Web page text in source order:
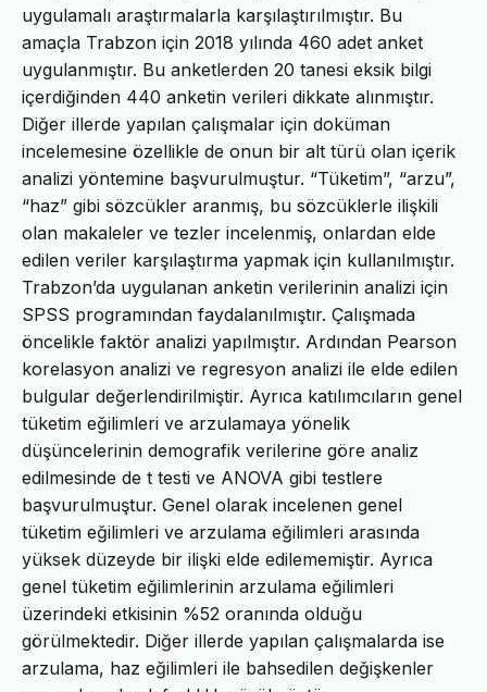
uygulamalı araştırmalarla karşılaştırılmıştır. Bu
amaçla Trabzon için 2018 yılında 460 adet anket
uygulanmıştır. Bu anketlerden 20 tanesi eksik bilgi
içerdiğinden 440 anketin verileri dikkate alınmıştır.
Diğer illerde yapılan çalışmalar için doküman
incelemesine özellikle de onun bir alt türü olan içerik
analizi yöntemine başvurulmuştur. “Tüketim”, “arzu”,
“haz” gibi sözcükler aranmış, bu sözcüklerle ilişkili
olan makaleler ve tezler incelenmiş, onlardan elde
edilen veriler karşılaştırma yapmak için kullanılmıştır.
Trabzon’da uygulanan anketin verilerinin analizi için
SPSS programından faydalanılmıştır. Çalışmada
öncelikle faktör analizi yapılmıştır. Ardından Pearson
korelasyon analizi ve regresyon analizi ile elde edilen
bulgular değerlendirilmiştir. Ayrıca katılımcıların genel
tüketim eğilimleri ve arzulamaya yönelik
düşüncelerinin demografik verilerine göre analiz
edilmesinde de t testi ve ANOVA gibi testlere
başvurulmuştur. Genel olarak incelenen genel
tüketim eğilimleri ve arzulama eğilimleri arasında
yüksek düzeyde bir ilişki elde edilememiştir. Ayrıca
genel tüketim eğilimlerinin arzulama eğilimleri
üzerindeki etkisinin %52 oranında olduğu
görülmektedir. Diğer illerde yapılan çalışmalarda ise
arzulama, haz eğilimleri ile bahsedilen değişkenler